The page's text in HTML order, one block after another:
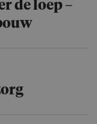
de loep –